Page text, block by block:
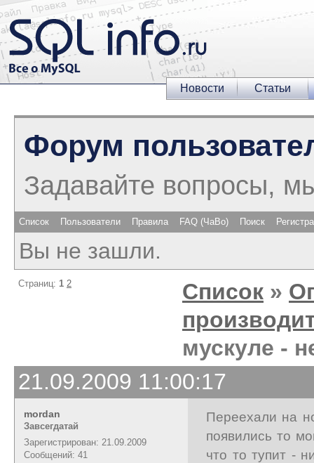
Новости Статьи
Форум
Задавайте вопросы,
Список Пользователи Правила FAQ (ЧаВо) Поиск
Вы не зашли.
Страниц: 1 2 Список »
мускуле -
21.09.2009 11:00:17
mordan
Завсегдатай
Зарегистрирован: 21.09.2009
Сообщений: 41
Переехали на
появились то
что то тупит -